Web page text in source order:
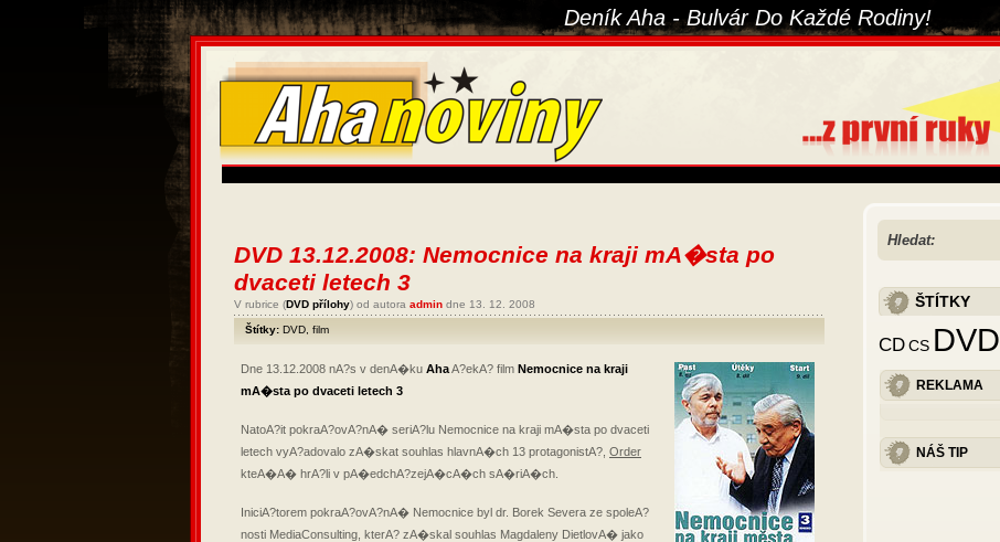
Deník Aha - Bulvár Do Každé Rodiny!
DVD 13.12.2008: Nemocnice na kraji mA�sta po
dvaceti letech 3
V rubrice (DVD přílohy) od autora admin dne 13. 12. 2008
Štítky: DVD film
Dne 13.12.2008 nA?s v denA�ku AhaA?ekA? film Nemocnice na kraji
mA�sta po dvaceti letech 3
NatoA?it pokraA?ovA?nA� seriA?lu Nemocnice na kraji mA�sta po dvaceti
letech vyA?adovalo zA�skat souhlas hlavnA�ch 13 protagonistA?, Order
kteA�A� hrA?li v pA�edchA?zejA�cA�ch sA�riA�ch.
IniciA?torem pokraA?ovA?nA� Nemocnice byl dr. Borek Severa ze spoleA?
nosti MediaConsulting, kterA? zA�skal souhlas Magdaleny DietlovA� jako
Hledat:
ŠTÍTKY
CD CS DVD
REKLAMA
NÁŠ TIP